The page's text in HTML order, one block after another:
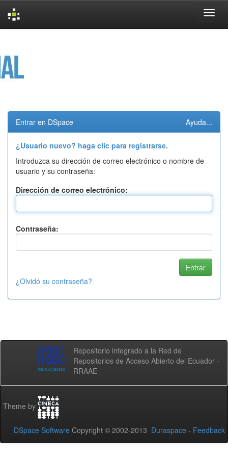
Entrar en DSpace Ayuda...
¿Usuario nuevo? haga clic para registrarse.
Introduzca su dirección de correo electrónico o nombre de
usuario y su contraseña:
Dirección de correo electrónico:
Contraseña:
¿Olvidó su contraseña?
Repositorio integrado a la Red de
Repositorios de Acceso Abierto del Ecuador -
RRAAE
Theme by
DSpace Software Copyright © 2002-2013 Duraspace - Feedback